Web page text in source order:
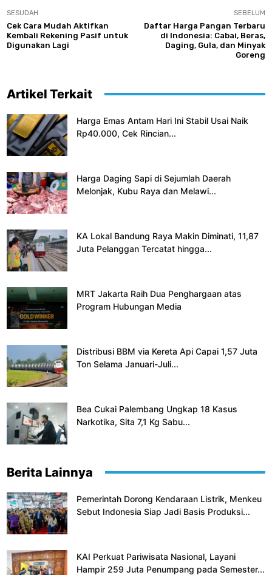
SESUDAH
Cek Cara Mudah Aktifkan
Kembali Rekening Pasif untuk
Digunakan Lagi
SEBELUM
Daftar Harga Pangan Terbaru
di Indonesia: Cabai, Beras,
Daging, Gula, dan Minyak
Goreng
Artikel Terkait
Harga Emas Antam Hari Ini Stabil Usai Naik
Rp40.000, Cek Rincian...
Harga Daging Sapi di Sejumlah Daerah
Melonjak, Kubu Raya dan Melawi...
KA Lokal Bandung Raya Makin Diminati, 11,87
Juta Pelanggan Tercatat hingga...
MRT Jakarta Raih Dua Penghargaan atas
Program Hubungan Media
Distribusi BBM via Kereta Api Capai 1,57 Juta
Ton Selama Januari-Juli...
Bea Cukai Palembang Ungkap 18 Kasus
Narkotika, Sita 7,1 Kg Sabu...
Berita Lainnya
Pemerintah Dorong Kendaraan Listrik, Menkeu
Sebut Indonesia Siap Jadi Basis Produksi...
KAI Perkuat Pariwisata Nasional, Layani
Hampir 259 Juta Penumpang pada Semester...